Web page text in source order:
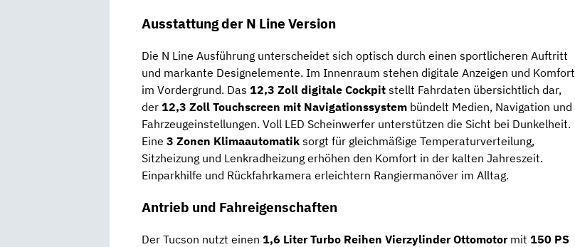
Ausstattung der N Line Version
Die N Line Ausführung unterscheidet sich optisch durch einen sportlicheren Auftritt
und markante Designelemente. Im Innenraum stehen digitale Anzeigen und Komfort
im Vordergrund. Das 12,3 Zoll digitale Cockpit stellt Fahrdaten übersichtlich dar,
der 12,3 Zoll Touchscreen mit Navigationssystem bündelt Medien, Navigation und
Fahrzeugeinstellungen. Voll LED Scheinwerfer unterstützen die Sicht bei Dunkelheit.
Eine 3 Zonen Klimaautomatik sorgt für gleichmäßige Temperaturverteilung,
Sitzheizung und Lenkradheizung erhöhen den Komfort in der kalten Jahreszeit.
Einparkhilfe und Rückfahrkamera erleichtern Rangiermanöver im Alltag.
Antrieb und Fahreigenschaften
Der Tucson nutzt einen 1,6 Liter Turbo Reihen Vierzylinder Ottomotormit 150 PS